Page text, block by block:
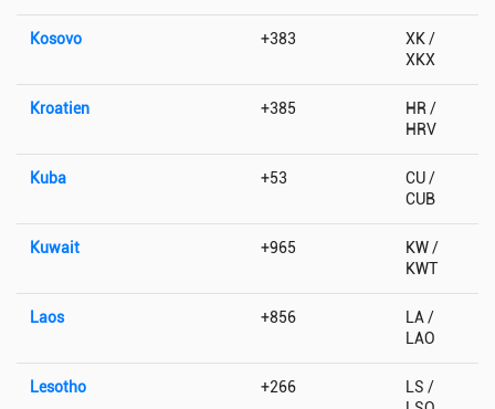
Kosovo +383
XK /
XKX
Kroatien +385
HR /
HRV
Kuba +53
CU /
CUB
Kuwait +965
KW /
KWT
Laos +856
LA /
LAO
Lesotho +266
LS /